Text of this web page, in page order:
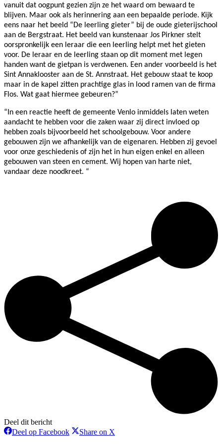
vanuit dat oogpunt gezien zijn ze het waard om bewaard te
blijven. Maar ook als herinnering aan een bepaalde periode. Kijk
eens naar het beeld “De leerling gieter” bij de oude gieterijschool
aan de Bergstraat. Het beeld van kunstenaar Jos Pirkner stelt
oorspronkelijk een leraar die een leerling helpt met het gieten
voor. De leraar en de leerling staan op dit moment met legen
handen want de gietpan is verdwenen. Een ander voorbeeld is het
Sint Annaklooster aan de St. Annstraat. Het gebouw staat te koop
maar in de kapel zitten prachtige glas in lood ramen van de firma
Flos. Wat gaat hiermee gebeuren?”
“In een reactie heeft de gemeente Venlo inmiddels laten weten
aandacht te hebben voor die zaken waar zij direct invloed op
hebben zoals bijvoorbeeld het schoolgebouw. Voor andere
gebouwen zijn we afhankelijk van de eigenaren. Hebben zij gevoel
voor onze geschiedenis of zijn het in hun eigen enkel en alleen
gebouwen van steen en cement. Wij hopen van harte niet,
vandaar deze noodkreet. “
Deel dit bericht
Deel op FacebookDeelShare on X